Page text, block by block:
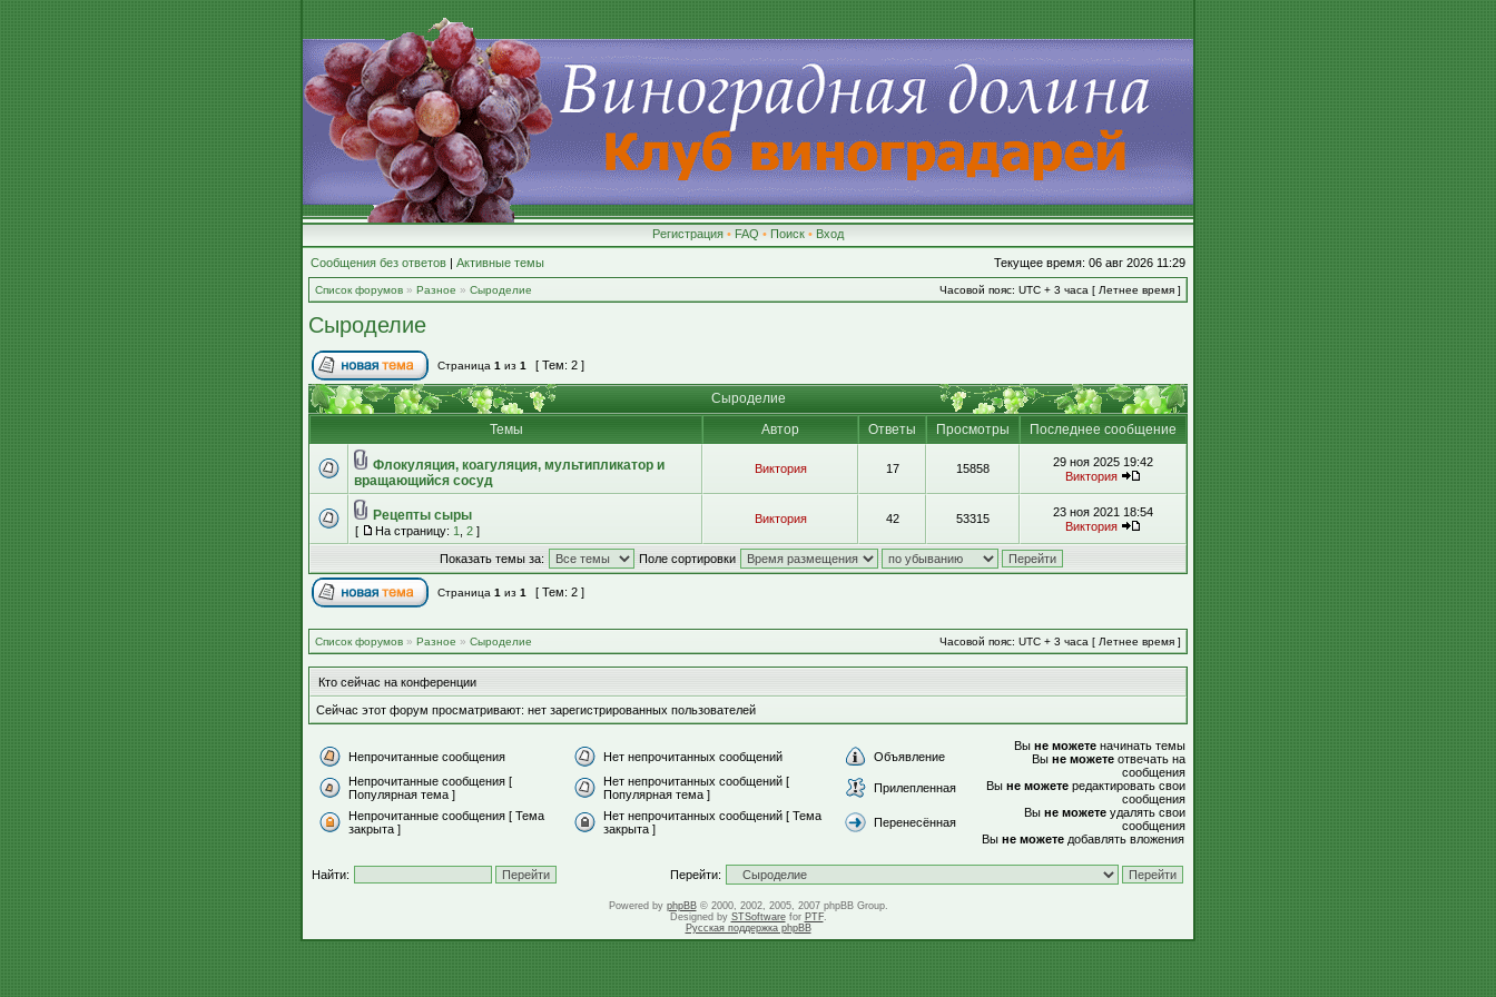
Регистрация • FAQ • Поиск • Вход
Сообщения без ответов | Активные темы Текущее время: 06 авг 2026 11:29
Список форумов » Разное » Сыроделие Часовой пояс: UTC + 3 часа [ Летнее время ]
Сыроделие
Страница 1 из 1 [ Тем: 2 ]
Сыроделие
Темы
Автор Ответы Просмотры Последнее сообщение
Флокуляция, коагуляция, мультипликатор и
вращающийся сосуд
Виктория 17 15858
29 ноя 2025 19:42
Виктория
Рецепты сыры
[ На страницу: 1 2 ]
Виктория 42 53315
23 ноя 2021 18:54
Виктория
Показать темы за: Поле сортировки
Страница 1 из 1 [ Тем: 2 ]
Список форумов » Разное » Сыроделие Часовой пояс: UTC + 3 часа [ Летнее время ]
Кто сейчас на конференции
Сейчас этот форум просматривают: нет зарегистрированных пользователей
Непрочитанные сообщения Нет непрочитанных сообщений
Объявление
Непрочитанные сообщения [
Популярная тема ]
Нет непрочитанных сообщений [
Популярная тема ]
Прилепленная
Непрочитанные сообщения [ Тема
закрыта ]
Нет непрочитанных сообщений [ Тема
закрыта ]
Перенесённая
Вы не можете начинать темы
Вы не можете отвечать на
сообщения
Вы не можете редактировать свои
сообщения
Вы не можете удалять свои
сообщения
Вы не можете добавлять вложения
Найти: Перейти:
Powered by phpBB© 2000, 2002, 2005, 2007 phpBB Group.
Designed by STSoftwarefor PTF.
Русская поддержка phpBB